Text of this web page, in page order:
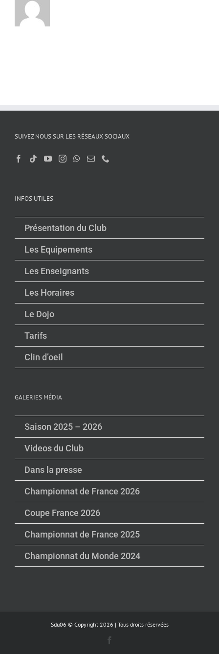
SUIVEZ NOUS SUR LES RÉSEAUX SOCIAUX
INFOS UTILES
Présentation du Club
Les Equipements
Les Enseignants
Les Horaires
Le Dojo
Tarifs
Clin d’oeil
GALERIES MÉDIA
Saison 2025 – 2026
Videos du Club
Dans la presse
Championnat de France 2026
Coupe France 2026
Championnat de France 2025
Championnat du Monde 2024
Sdu06 © Copyright 2026 | Tous droits réservées